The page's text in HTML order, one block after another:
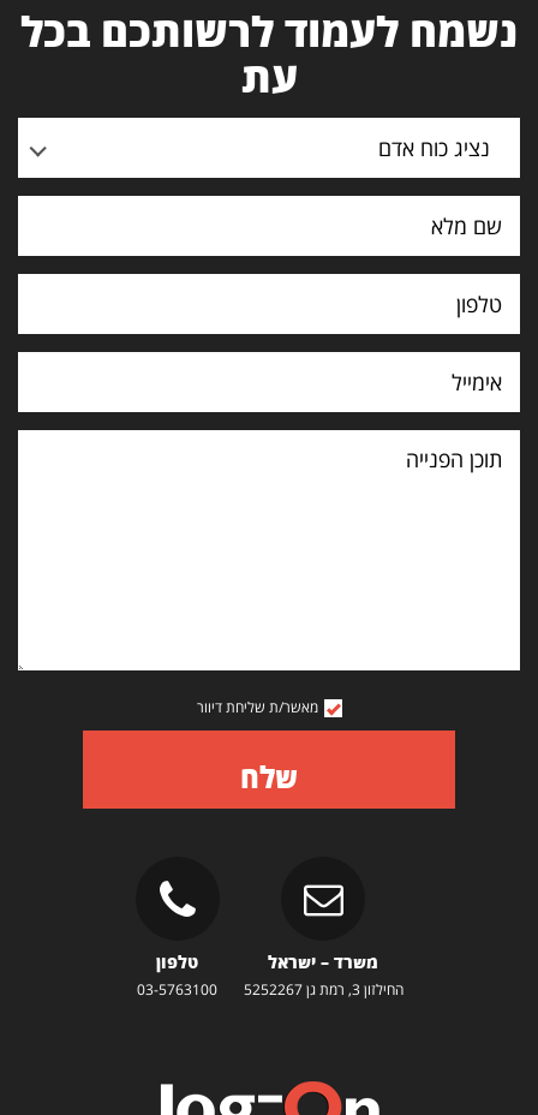
נשמח לעמוד לרשותכם בכל
עת
נציג כוח אדם
תוכן
הפנייה
מאשר/ת שליחת דיוור
שלח
משרד – ישראל
החילזון 3, רמת גן 5252267
טלפון
03-5763100